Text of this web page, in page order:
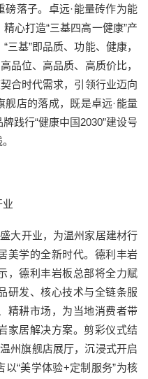
落子。卓远·能量砖作为能
心打造“三基四高一健康”产
基”即品质、功能、健康，
品位、高品质、高质价比，
合时代需求，引领行业迈向
店的落成，既是卓远·能量
践行“健康中国2030”建设号
业
大开业，为温州家居建材行
美学的全新时代。德利丰岩
，德利丰岩板总部将全力赋
研发、核心技术与全链条服
精耕市场，为当地消费者带
家居解决方案。剪彩仪式结
州旗舰店展厅，沉浸式开启
“美学体验+定制服务”为核